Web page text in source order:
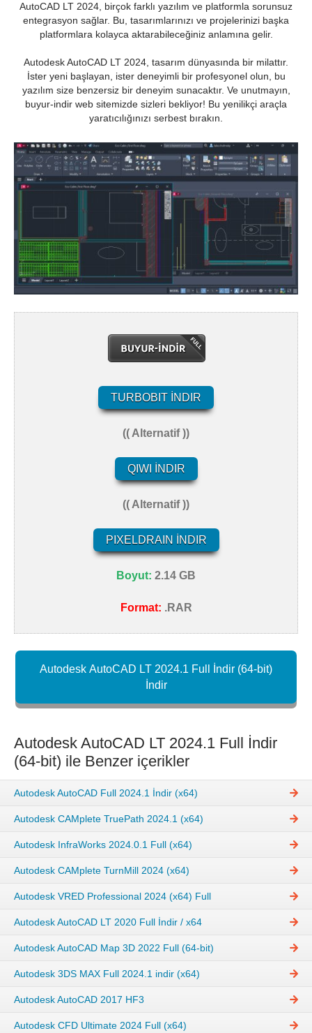
AutoCAD LT 2024, birçok farklı yazılım ve platformla sorunsuz
entegrasyon sağlar. Bu, tasarımlarınızı ve projelerinizi başka
platformlara kolayca aktarabileceğiniz anlamına gelir.
Autodesk AutoCAD LT 2024, tasarım dünyasında bir milattır.
İster yeni başlayan, ister deneyimli bir profesyonel olun, bu
yazılım size benzersiz bir deneyim sunacaktır. Ve unutmayın,
buyur-indir web sitemizde sizleri bekliyor! Bu yenilikçi araçla
yaratıcılığınızı serbest bırakın.
TURBOBIT İNDIR
(( Alternatif ))
QIWI İNDIR
(( Alternatif ))
PIXELDRAIN İNDIR
Boyut: 2.14 GB
Format: .RAR
Autodesk AutoCAD LT 2024.1 Full İndir (64-bit)
İndir
Autodesk AutoCAD LT 2024.1 Full İndir
(64-bit) ile Benzer içerikler
Autodesk AutoCAD Full 2024.1 İndir (x64)
Autodesk CAMplete TruePath 2024.1 (x64)
Autodesk InfraWorks 2024.0.1 Full (x64)
Autodesk CAMplete TurnMill 2024 (x64)
Autodesk VRED Professional 2024 (x64) Full
Autodesk AutoCAD LT 2020 Full İndir / x64
Autodesk AutoCAD Map 3D 2022 Full (64-bit)
Autodesk 3DS MAX Full 2024.1 indir (x64)
Autodesk AutoCAD 2017 HF3
Autodesk CFD Ultimate 2024 Full (x64)